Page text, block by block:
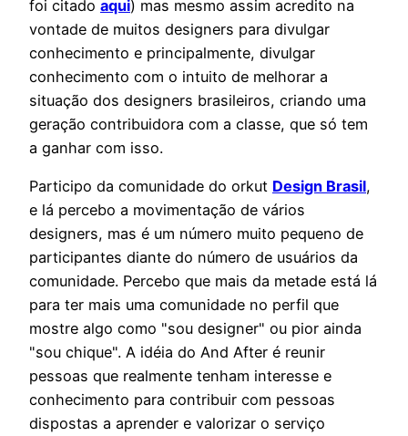
foi citado aqui) mas mesmo assim acredito na
vontade de muitos designers para divulgar
conhecimento e principalmente, divulgar
conhecimento com o intuito de melhorar a
situação dos designers brasileiros, criando uma
geração contribuidora com a classe, que só tem
a ganhar com isso.
Participo da comunidade do orkut Design Brasil,
e lá percebo a movimentação de vários
designers, mas é um número muito pequeno de
participantes diante do número de usuários da
comunidade. Percebo que mais da metade está lá
para ter mais uma comunidade no perfil que
mostre algo como "sou designer" ou pior ainda
"sou chique". A idéia do And After é reunir
pessoas que realmente tenham interesse e
conhecimento para contribuir com pessoas
dispostas a aprender e valorizar o serviço